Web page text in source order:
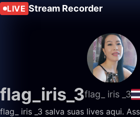
LIVE Stream Recorder
flag_iris_3flag_ iris _3
flag_ iris _3 salva suas lives aqui.